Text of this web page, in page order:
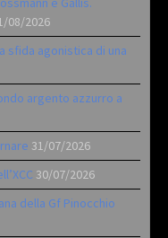
08/2026
sfida agonistica di una
argento azzurro a
31/07/2026
30/07/2026
della Gf Pinocchio